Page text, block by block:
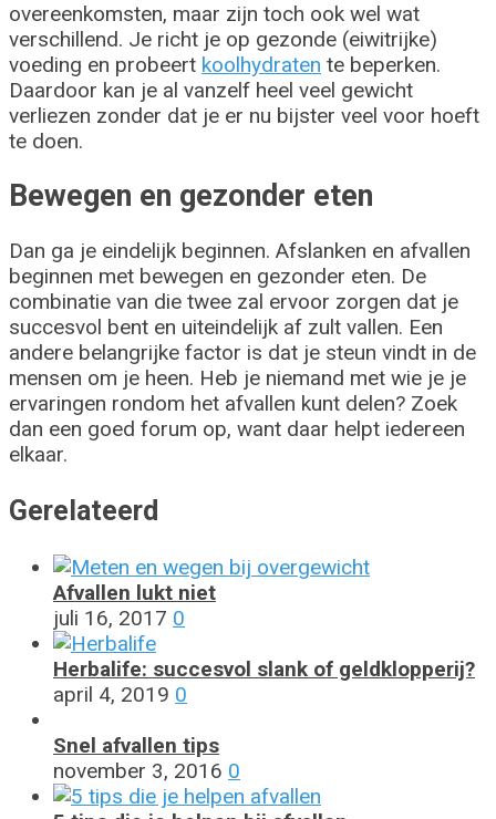
overeenkomsten, maar zijn toch ook wel wat
verschillend. Je richt je op gezonde (eiwitrijke)
voeding en probeert koolhydraten te beperken.
Daardoor kan je al vanzelf heel veel gewicht
verliezen zonder dat je er nu bijster veel voor hoeft
te doen.
Bewegen en gezonder eten
Dan ga je eindelijk beginnen. Afslanken en afvallen
beginnen met bewegen en gezonder eten. De
combinatie van die twee zal ervoor zorgen dat je
succesvol bent en uiteindelijk af zult vallen. Een
andere belangrijke factor is dat je steun vindt in de
mensen om je heen. Heb je niemand met wie je je
ervaringen rondom het afvallen kunt delen? Zoek
dan een goed forum op, want daar helpt iedereen
elkaar.
Gerelateerd
Afvallen lukt niet
juli 16, 2017 0
Herbalife: succesvol slank of geldklopperij?
april 4, 2019 0
Snel afvallen tips
november 3, 2016 0